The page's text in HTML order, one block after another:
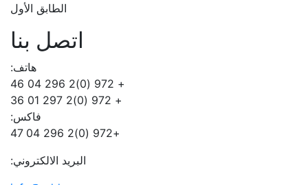
الطابق الأول
اتصل بنا
هاتف:
+ 972 (0)2 296 04 46
+ 972 (0)2 297 01 36
فاكس:
+972 (0)2 296 04 47
البريد الالكتروني: